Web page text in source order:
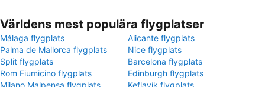
Världens mest populära flygplatser
Málaga flygplats
Alicante flygplats
Palma de Mallorca flygplats
Nice flygplats
Split flygplats
Barcelona flygplats
Rom Fiumicino flygplats
Edinburgh flygplats
Milano Malpensa flygplats
Keflavík flygplats